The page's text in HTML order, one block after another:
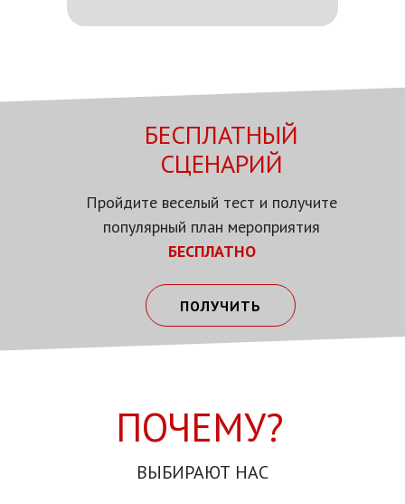
ПОЧЕМУ?
ВЫБИРАЮТ НАС
БЕСПЛАТНЫЙ
СЦЕНАРИЙ
Пройдите веселый тест и получите
популярный план мероприятия
БЕСПЛАТНО
ПОЛУЧИТЬ